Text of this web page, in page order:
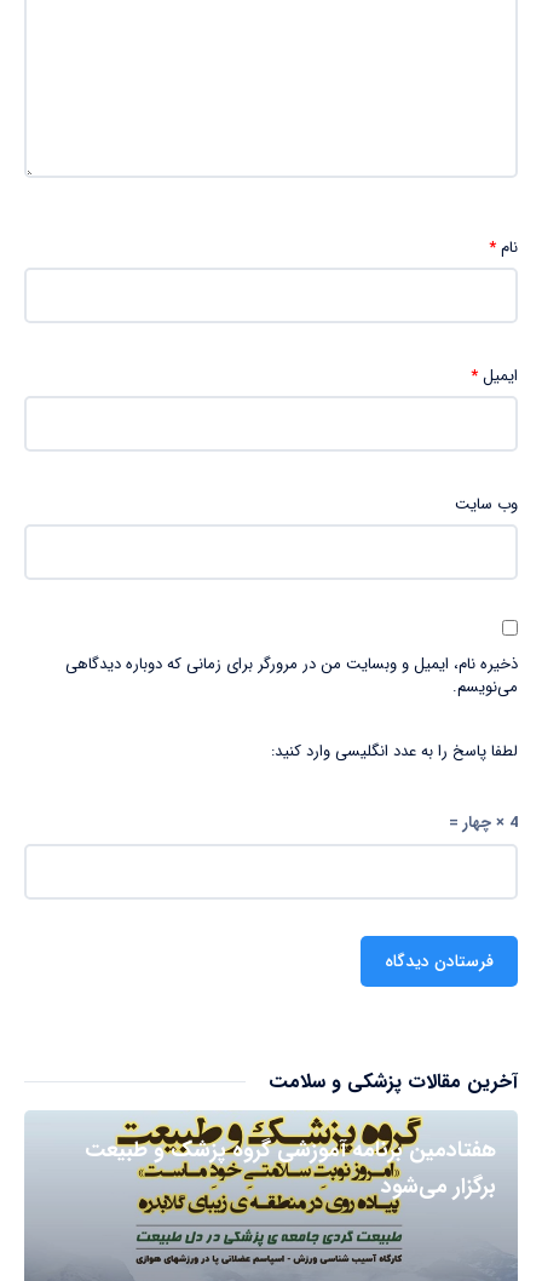
نام*
ایمیل*
وب‌ سایت
ذخیره نام، ایمیل و وبسایت من در مرورگر برای زمانی که دوباره دیدگاهی
می‌نویسم.
لطفا پاسخ را به عدد انگلیسی وارد کنید:
4 × چهار =
آخرین مقالات پزشکی و سلامت
هفتادمین برنامه آموزشی گروه پزشک و طبیعت
برگزار می‌شود